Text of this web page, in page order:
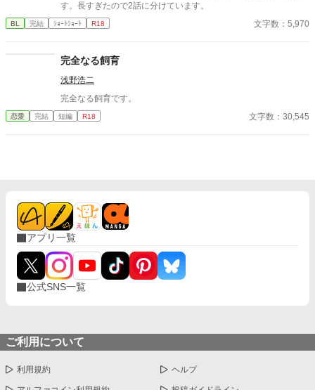
す。長すぎたので2話に分けています。
BL 完結 ｼｮｰﾄｼｮｰﾄ R18 文字数：5,970
完全なる飼育
浅野浩二
完全なる飼育です。
恋愛 完結 短編 R18 文字数：30,545
アプリ一覧
公式SNS一覧
ご利用について
利用規約 ヘルプ